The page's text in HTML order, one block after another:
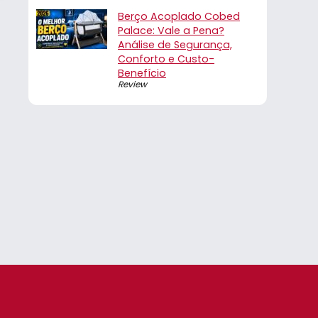
Berço Acoplado Cobed
Palace: Vale a Pena?
Análise de Segurança,
Conforto e Custo-
Benefício
Review